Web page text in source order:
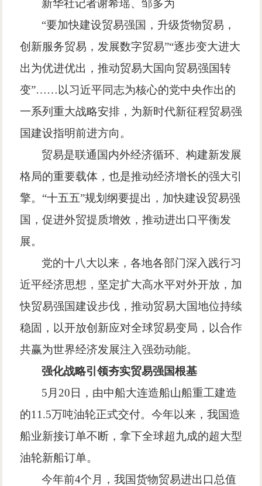
新华社记者谢希瑶、邹多为
“要加快建设贸易强国，升级货物贸易，
创新服务贸易，发展数字贸易”“逐步变大进大
出为优进优出，推动贸易大国向贸易强国转
变”…… 以习近平同志为核心的党中央作出的
一系列重大战略安排，为新时代新征程贸易强
国建设指明前进方向。
贸易是联通国内外经济循环、构建新发展
格局的重要载体，也是推动经济增长的强大引
擎。 “十五五”规划纲要提出，加快建设贸易强
国，促进外贸提质增效，推动进出口平衡发
展。
党的十八大以来，各地各部门深入践行习
近平经济思想，坚定扩大高水平对外开放，加
快贸易强国建设步伐，推动贸易大国地位持续
稳固，以开放创新应对全球贸易变局，以合作
共赢为世界经济发展注入强劲动能。
强化战略引领夯实贸易强国根基
5 月 20日，由中船大连造船山船重工建造
的11.5万吨油轮正式交付。今年以来，我国造
船业新接订单不断，拿下全球超九成的超大型
油轮新船订单。
今年前4个月，我国货物贸易进出口总值